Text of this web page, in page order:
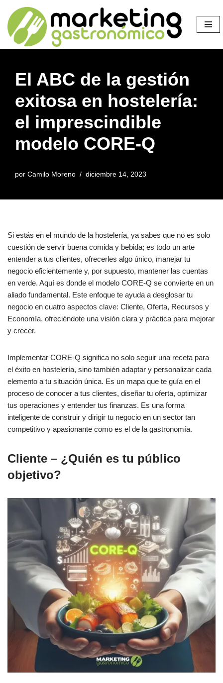
Saltar
al
contenido
El ABC de la gestión
exitosa en hostelería:
el imprescindible
modelo CORE-Q
por Camilo Moreno diciembre 14, 2023
Si estás en el mundo de la hostelería, ya sabes que no es solo
cuestión de servir buena comida y bebida; es todo un arte
entender a tus clientes, ofrecerles algo único, manejar tu
negocio eficientemente y, por supuesto, mantener las cuentas
en verde. Aquí es donde el modelo CORE-Q se convierte en un
aliado fundamental. Este enfoque te ayuda a desglosar tu
negocio en cuatro aspectos clave: Cliente, Oferta, Recursos y
Economía, ofreciéndote una visión clara y práctica para mejorar
y crecer.
Implementar CORE-Q significa no solo seguir una receta para
el éxito en hostelería, sino también adaptar y personalizar cada
elemento a tu situación única. Es un mapa que te guía en el
proceso de conocer a tus clientes, diseñar tu oferta, optimizar
tus operaciones y entender tus finanzas. Es una forma
inteligente de construir y dirigir tu negocio en un sector tan
competitivo y apasionante como es el de la gastronomía.
Cliente – ¿Quién es tu público
objetivo?